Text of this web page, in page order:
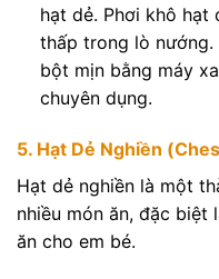
hạt dẻ. Phơi khô hạt
thấp trong lò nướng.
bột mịn bằng máy
chuyên dụng.
5. Hạt Dẻ Nghiền
Hạt dẻ nghiền là một
nhiều món ăn, đặc biệt
ăn cho em bé.